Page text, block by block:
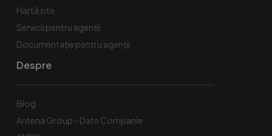
Hartă site
Servicii pentru agenții
Documentație pentru agenții
Despre
Blog
Antena Group - Date Companie